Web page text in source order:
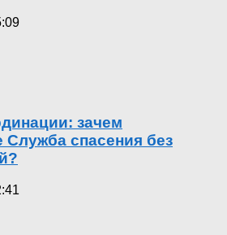
зачем
Служба спасения без